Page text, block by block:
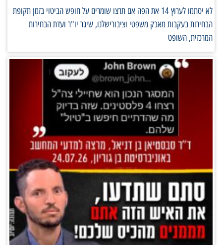
לא יסתמו לערוץ 14 את הפה אם תרצו שומרים על חופש הביטוי בזמן תקופת
הבחירות בעקבות מאבק משפטי וציבורישלנו, שיגר יו"ר ועדת הבחירות
המרכזית, השופט